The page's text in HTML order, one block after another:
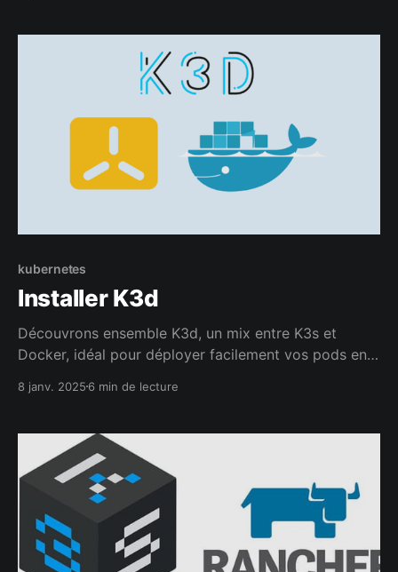
kubernetes
Installer K3d
Découvrons ensemble K3d, un mix entre K3s et
Docker, idéal pour déployer facilement vos pods en
8 janv. 2025 6 min de lecture